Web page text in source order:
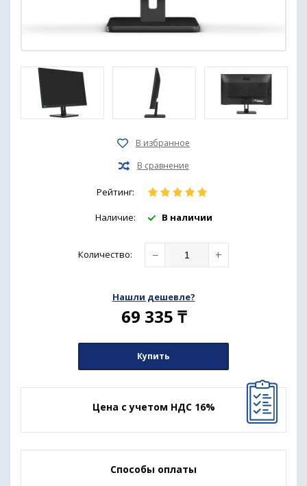
Рейтинг:
Наличие: В наличии
Количество: − +
Нашли дешевле?
69 335 ₸
Купить
Цена с учетом НДС 16%
Способы оплаты